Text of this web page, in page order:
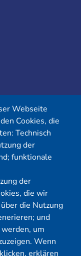
Webseite
Cookies, die
Technisch
der
funktionale
der
die wir
die Nutzung
und
um
Wenn
erklären